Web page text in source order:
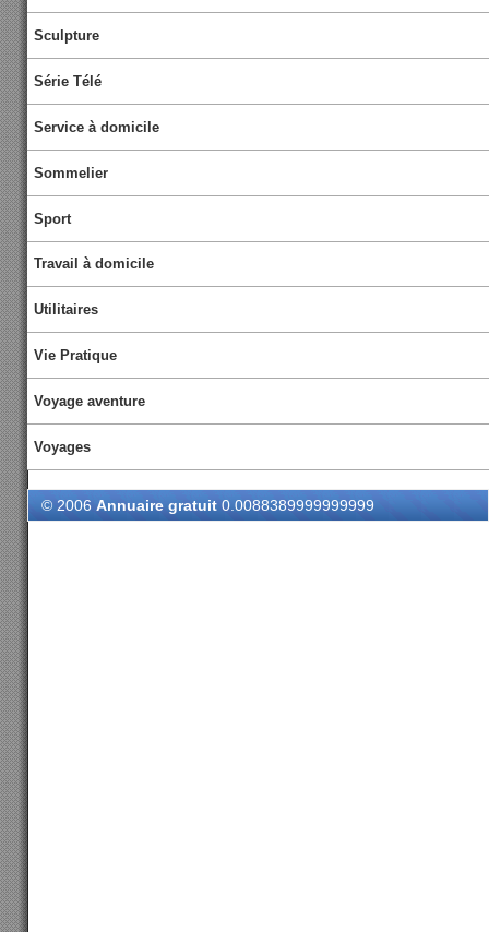
Sculpture
Série Télé
Service à domicile
Sommelier
Sport
Travail à domicile
Utilitaires
Vie Pratique
Voyage aventure
Voyages
© 2006 Annuaire gratuit 0.0088389999999999